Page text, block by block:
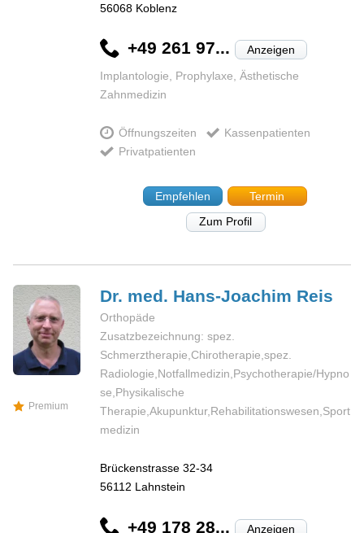
56068 Koblenz
+49 261 97... Anzeigen
Implantologie, Prophylaxe, Ästhetische
Zahnmedizin
Öffnungszeiten
Kassenpatienten
Privatpatienten
Empfehlen
Termin
Zum Profil
Premium
Dr. med. Hans-Joachim Reis
Orthopäde
Zusatzbezeichnung: spez.
Schmerztherapie,Chirotherapie,spez.
Radiologie,Notfallmedizin,Psychotherapie/Hypno
se,Physikalische
Therapie,Akupunktur,Rehabilitationswesen,Sport
medizin
Brückenstrasse 32-34
56112 Lahnstein
+49 178 28... Anzeigen